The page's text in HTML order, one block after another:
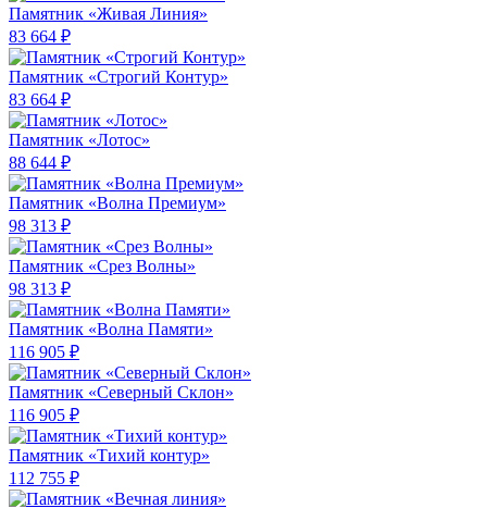
Памятник «Живая Линия»
83 664 ₽
Памятник «Строгий Контур»
83 664 ₽
Памятник «Лотос»
88 644 ₽
Памятник «Волна Премиум»
98 313 ₽
Памятник «Срез Волны»
98 313 ₽
Памятник «Волна Памяти»
116 905 ₽
Памятник «Северный Склон»
116 905 ₽
Памятник «Тихий контур»
112 755 ₽